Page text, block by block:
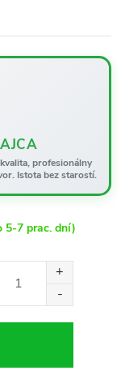
profesionálny
Istota bez starostí.
5-7 prac. dní)